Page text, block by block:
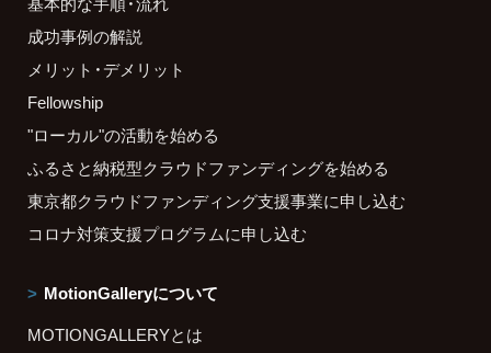
成功事例の解説
メリット・デメリット
Fellowship
"ローカル"の活動を始める
ふるさと納税型クラウドファンディングを始める
東京都クラウドファンディング支援事業に申し込む
コロナ対策支援プログラムに申し込む
MotionGalleryについて
MOTIONGALLERYとは